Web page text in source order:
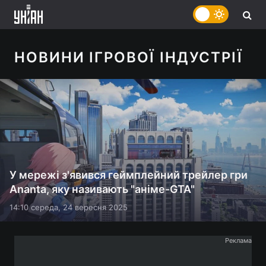
НОВИНИ ІГРОВОЇ ІНДУСТРІЇ
У мережі з'явився геймплейний трейлер гри
Ananta, яку називають "аніме-GTA"
14:10 середа, 24 вересня 2025
Реклама